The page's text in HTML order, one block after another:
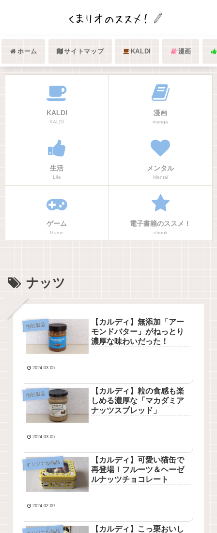
ホーム サイトマップ KALDI 漫画
KALDI
KALDI
漫画
manga
生活
Life
メンタル
Mental
ゲーム
Game
電子書籍のススメ！
ebook
ナッツ
他社製品
【カルディ】無添加「アー
モンドバター」がねっとり
濃厚な味わいだった！
2024.03.05
他社製品
【カルディ】粒の食感も楽
しめる濃厚な「マカダミア
ナッツスプレッド」
2024.03.05
オリジナル商品
【カルディ】可愛い猫缶で
再登場！フルーツ＆ヘーゼ
ルナッツチョコレート
2024.02.09
【カルディ】こっ栗おいし